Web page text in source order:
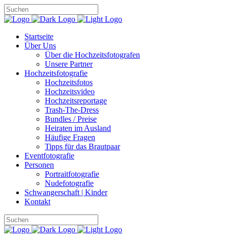
Startseite
Über Uns
Über die Hochzeitsfotografen
Unsere Partner
Hochzeitsfotografie
Hochzeitsfotos
Hochzeitsvideo
Hochzeitsreportage
Trash-The-Dress
Bundles / Preise
Heiraten im Ausland
Häufige Fragen
Tipps für das Brautpaar
Eventfotografie
Personen
Portraitfotografie
Nudefotografie
Schwangerschaft | Kinder
Kontakt